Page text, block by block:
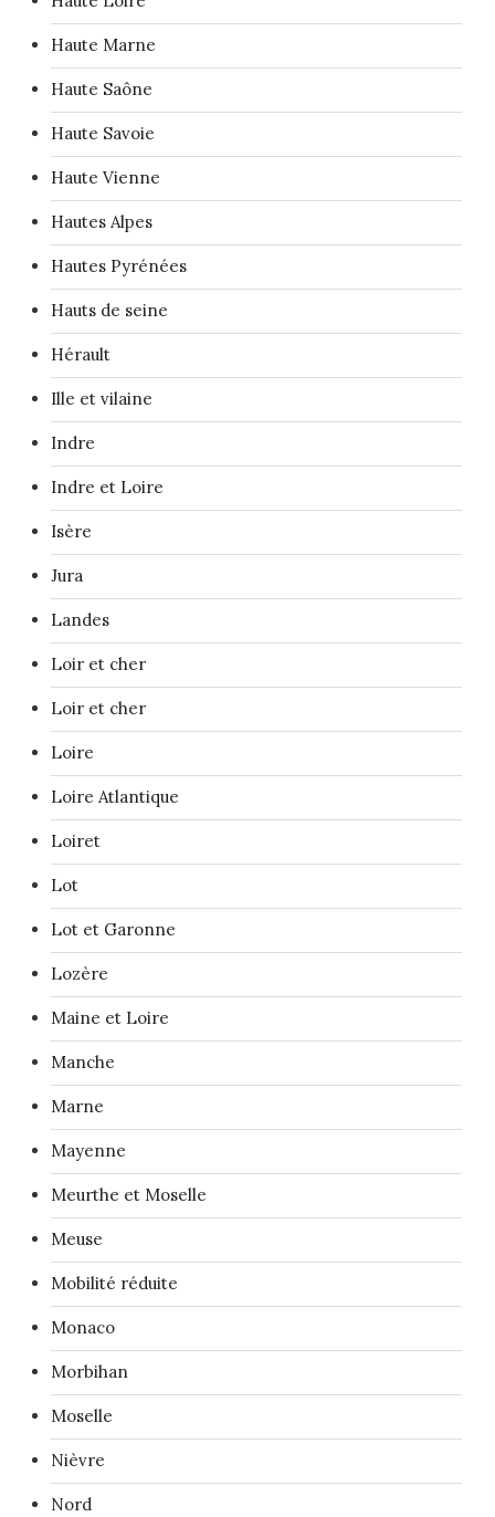
Haute Marne
Haute Saône
Haute Savoie
Haute Vienne
Hautes Alpes
Hautes Pyrénées
Hauts de seine
Hérault
Ille et vilaine
Indre
Indre et Loire
Isère
Jura
Landes
Loir et cher
Loir et cher
Loire
Loire Atlantique
Loiret
Lot
Lot et Garonne
Lozère
Maine et Loire
Manche
Marne
Mayenne
Meurthe et Moselle
Meuse
Mobilité réduite
Monaco
Morbihan
Moselle
Nièvre
Nord